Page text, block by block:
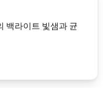
백라이트 빛샘과 균